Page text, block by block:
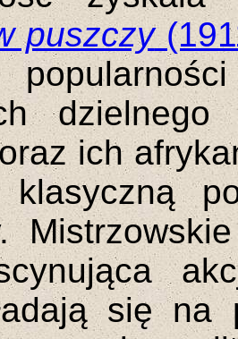
puszczy
ich
klasyczną
się na